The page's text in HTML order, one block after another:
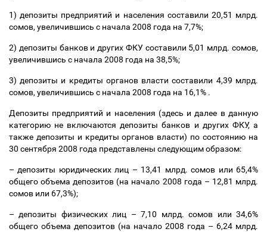
1) депозиты предприятий и населения составили 20,51 млрд.
сомов, увеличившись с начала 2008 года на 7,7%;
2) депозиты банков и других ФКУ составили 5,01 млрд. сомов,
увеличившись с начала 2008 года на 38,5%;
3) депозиты и кредиты органов власти составили 4,39 млрд.
сомов, увеличившись с начала 2008 года на 16,1% .
Депозиты предприятий и населения (здесь и далее в данную
категорию не включаются депозиты банков и других ФКУ, а
также депозиты и кредиты органов власти) по состоянию на
30 сентября 2008 года представлены следующим образом:
– депозиты юридических лиц – 13,41 млрд. сомов или 65,4%
общего объема депозитов (на начало 2008 года – 12,81 млрд.
сомов или 67,3%);
– депозиты физических лиц – 7,10 млрд. сомов или 34,6%
общего объема депозитов (на начало 2008 года – 6,24 млрд.